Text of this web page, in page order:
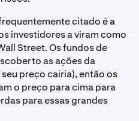
citado é a
investidores a viram como
Street. Os fundos de
as ações da
preço cairia), então os
o preço para cima para
para essas grandes